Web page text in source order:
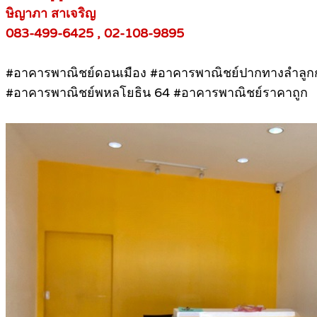
ษิญาภา สาเจริญ
083-499-6425 , 02-108-9895
#อาคารพาณิชย์ดอนเมือง #อาคารพาณิชย์ปากทางลำลูก
#อาคารพาณิชย์พหลโยธิน 64 #อาคารพาณิชย์ราคาถูก